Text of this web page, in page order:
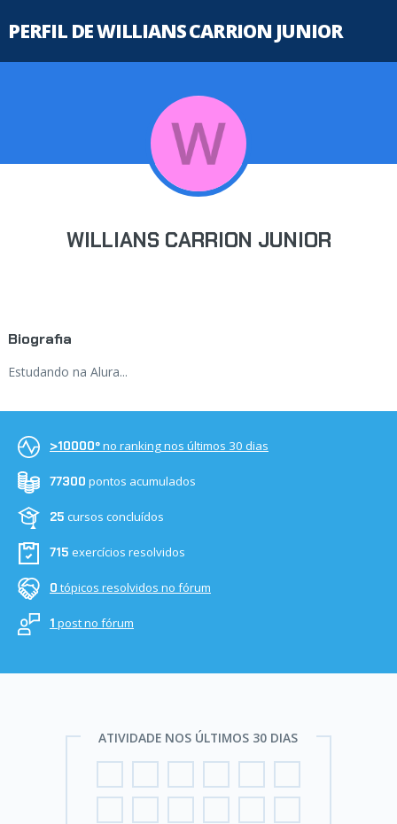
PERFIL DE WILLIANS CARRION JUNIOR
WILLIANS CARRION JUNIOR
Biografia
Estudando na Alura...
>10000ºno ranking nos últimos 30 dias
77300 pontos acumulados
25 cursos concluídos
715 exercícios resolvidos
0 tópicos resolvidos no fórum
1 post no fórum
ATIVIDADE NOS ÚLTIMOS 30 DIAS